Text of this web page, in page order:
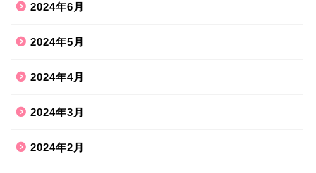
2024年6月
2024年5月
2024年4月
2024年3月
2024年2月